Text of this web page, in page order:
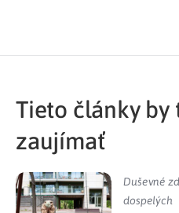
Tieto články by
zaujímať
Duševné
dospelých